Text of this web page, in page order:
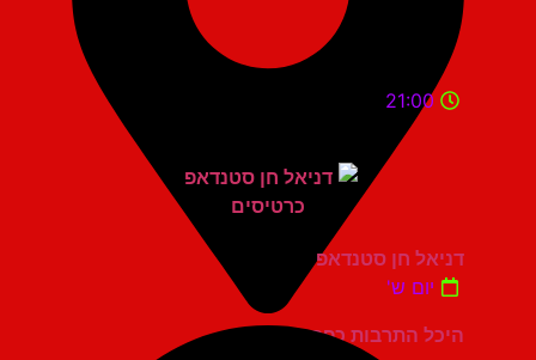
היכל התרבות כפר סבא
21:00
דניאל חן סטנדאפ
יום ש'